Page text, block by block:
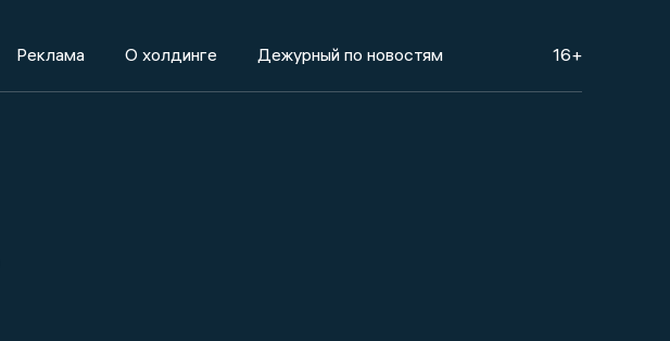
Реклама О холдинге Дежурный по новостям 16+